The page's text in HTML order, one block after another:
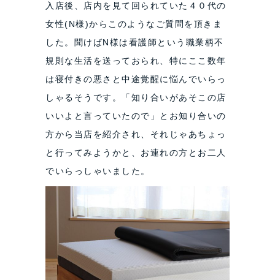
入店後、店内を見て回られていた４０代の
女性(N様)からこのようなご質問を頂きま
した。聞けばN様は看護師という職業柄不
規則な生活を送っておられ、特にここ数年
は寝付きの悪さと中途覚醒に悩んでいらっ
しゃるそうです。「知り合いがあそこの店
いいよと言っていたので」とお知り合いの
方から当店を紹介され、それじゃあちょっ
と行ってみようかと、お連れの方とお二人
でいらっしゃいました。